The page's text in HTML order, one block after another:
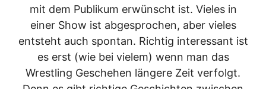
mit dem Publikum erwünscht ist. Vieles in
einer Show ist abgesprochen, aber vieles
entsteht auch spontan. Richtig interessant ist
es erst (wie bei vielem) wenn man das
Wrestling Geschehen längere Zeit verfolgt.